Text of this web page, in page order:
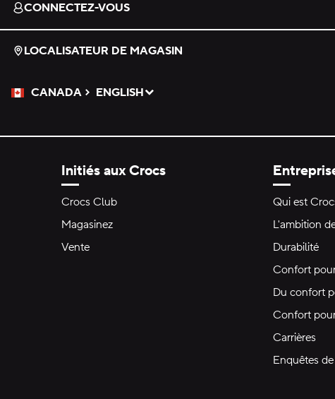
CONNECTEZ-VOUS
LOCALISATEUR DE MAGASIN
CANADA
Veuillez sélectionner une langue
ENGLISH
Sélectionné
Initiés aux Crocs
Crocs Club
Magasinez
Vente
Qui est
L'ambition
Durabilité
Confort
Du confort
Confort
Carrières
Enquêtes